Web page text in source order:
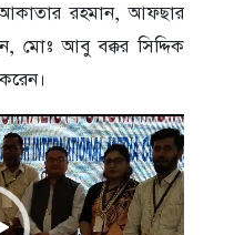
আকাতার রহমান, আফছার
মোঃ আবু বক্কর সিদ্দিক